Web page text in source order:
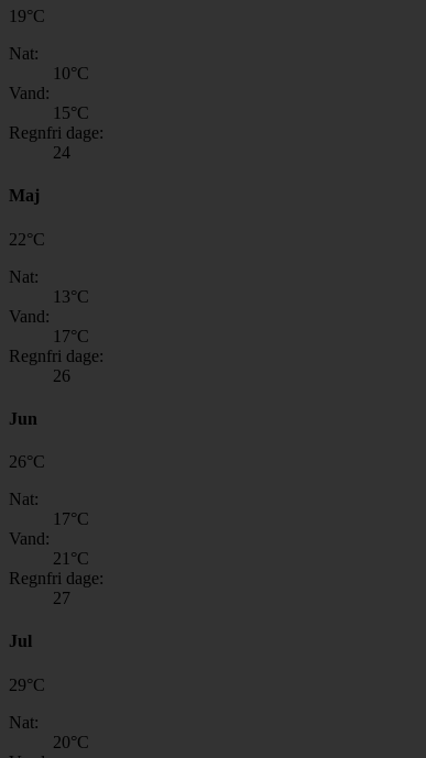
19°C
Nat:
10°C
Vand:
15°C
Regnfri dage:
24
Maj
22°C
Nat:
13°C
Vand:
17°C
Regnfri dage:
26
Jun
26°C
Nat:
17°C
Vand:
21 °C
Regnfri dage:
27
Jul
29°C
Nat:
20°C